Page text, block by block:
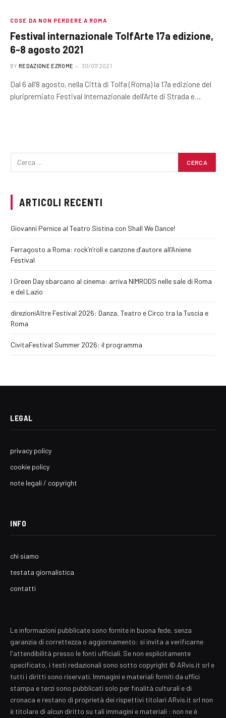
COSE DA NON PERDERE A ROMA
Festival internazionale TolfArte 17a edizione,
6-8 agosto 2021
BY REDAZIONE EZROME 30/07/2021
Dal 6 all’8 agosto, nella Città di Tolfa (Roma) la 17a edizione del
pluripremiato Festival Internazionale dell’Arte di Strada e…
ARTICOLI RECENTI
Giovanni Pernice al Teatro Sistina con Shall We Dance!
Ferragosto a Roma: rock’n’roll e canzone d’autore all’Aniene
Festival
I Green Day sbarcano al cinema: arriva NIMRODS nelle sale di Roma
e del Lazio
direzioniAltre Festival 2026: Danza, Teatro e Circo tra la Tuscia e
Roma
CivitaFestival Summer 2026: il programma
LEGAL
privacy policy
cookie policy
note legali / copyright
INFO
chi siamo
testata giornalistica
contatti
Le informazioni pubblicate sono fornite in buona fede, senza
garanzia di correttezza o aggiornamento: si invita a verificarne
l'attendibilità presso le fonti ufficiali. Se non esplicitamente
specificato, i testi redazionali sono sotto copyright © ARvis.it srl e
tutti i diritti sono riservati. Immagini e materiali forniti da uffici
stampa e terzi sono pubblicati solo per finalità culturali e di
cronaca e restano di proprietà dei rispettivi titolari ARvis.it srl non
è titolare di alcun diritto su tali immagini e materiali : non ne è